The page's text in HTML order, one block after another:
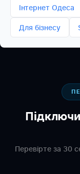
Інтернет Одеса
Для бізнесу
Перевірте за 30